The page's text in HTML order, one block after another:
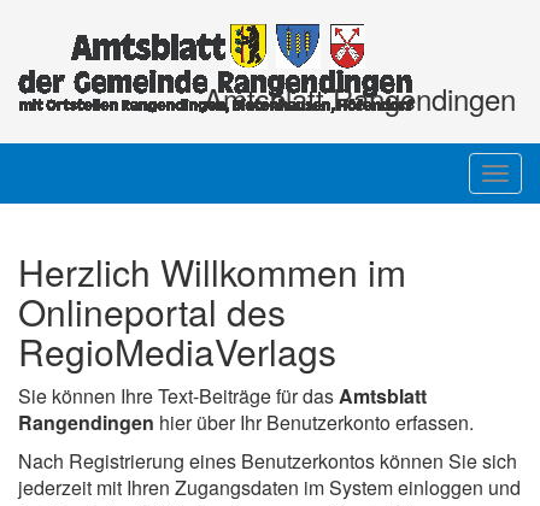
Amtsblatt Rangendingen
Herzlich Willkommen im
Onlineportal des
RegioMediaVerlags
Sie können Ihre Text-Beiträge für dasAmtsblatt
Rangendingen hier über Ihr Benutzerkonto erfassen.
Nach Registrierung eines Benutzerkontos können Sie sich
jederzeit mit Ihren Zugangsdaten im System einloggen und